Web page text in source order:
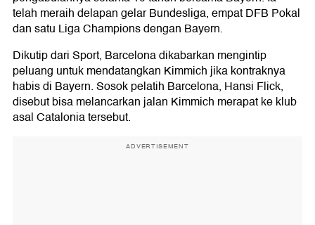
telah meraih delapan gelar Bundesliga, empat DFB Pokal
dan satu Liga Champions dengan Bayern.
Dikutip dari Sport, Barcelona dikabarkan mengintip
peluang untuk mendatangkan Kimmich jika kontraknya
habis di Bayern. Sosok pelatih Barcelona, Hansi Flick,
disebut bisa melancarkan jalan Kimmich merapat ke klub
asal Catalonia tersebut.
ADVERTISEMENT